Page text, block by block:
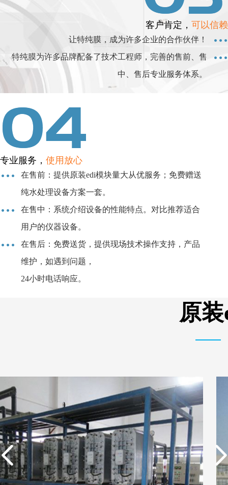
客户肯定， 可以信赖
让特纯膜，成为许多企业的合作伙伴！
特纯膜为许多品牌配备了技术工程师，完善的售前、售
中、售后专业服务体系。
专业服务， 使用放心
在售前：提供原装edi模块量大从优服务；免费赠送
纯水处理设备方案一套。
在售中：系统介绍设备的性能特点。对比推荐适合
用户的仪器设备。
在售后：免费送货，提供现场技术操作支持，产品
维护，如遇到问题，
24小时电话响应。
原